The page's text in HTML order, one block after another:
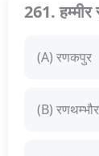
261.
(A) रणकपुर
(B) रणथम्भौर